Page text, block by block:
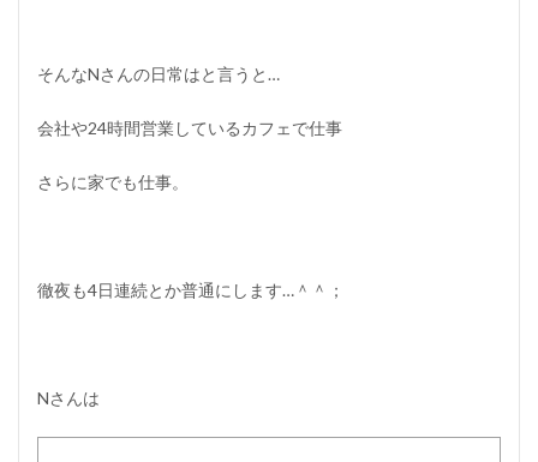
そんなNさんの日常はと言うと…
会社や24時間営業しているカフェで仕事
さらに家でも仕事。
徹夜も4日連続とか普通にします…＾＾；
Nさんは